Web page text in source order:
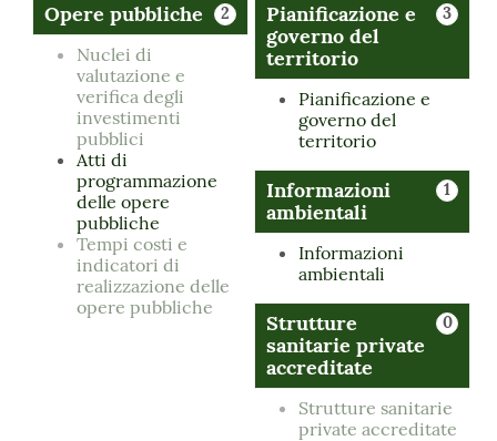
2
Opere pubbliche
Nuclei di
valutazione e
verifica degli
investimenti
pubblici
Atti di
programmazione
delle opere
pubbliche
Tempi costi e
indicatori di
realizzazione delle
opere pubbliche
3
Pianificazione e
governo del
territorio
Pianificazione e
governo del
territorio
1
Informazioni
ambientali
Informazioni
ambientali
0
Strutture
sanitarie private
accreditate
Strutture sanitarie
private accreditate